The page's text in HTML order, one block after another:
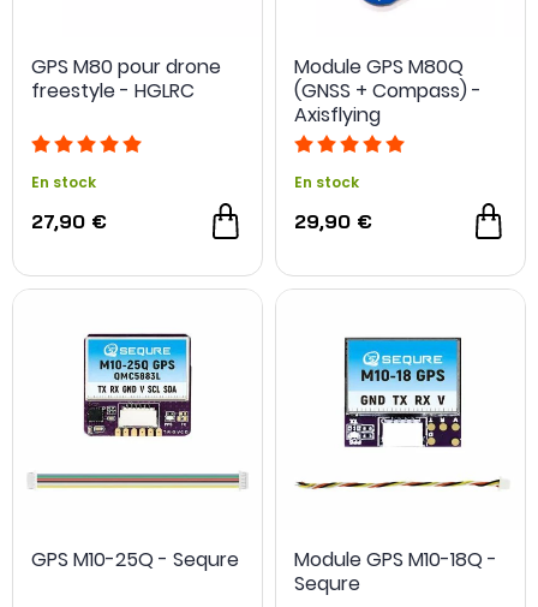
GPS M80 pour drone
freestyle - HGLRC
En stock
27,90 €
Module GPS M80Q
(GNSS + Compass) -
Axisflying
En stock
29,90 €
GPS M10-25Q - Sequre
Module GPS M10-18Q -
Sequre